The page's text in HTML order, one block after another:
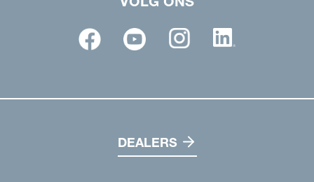
DEALERS